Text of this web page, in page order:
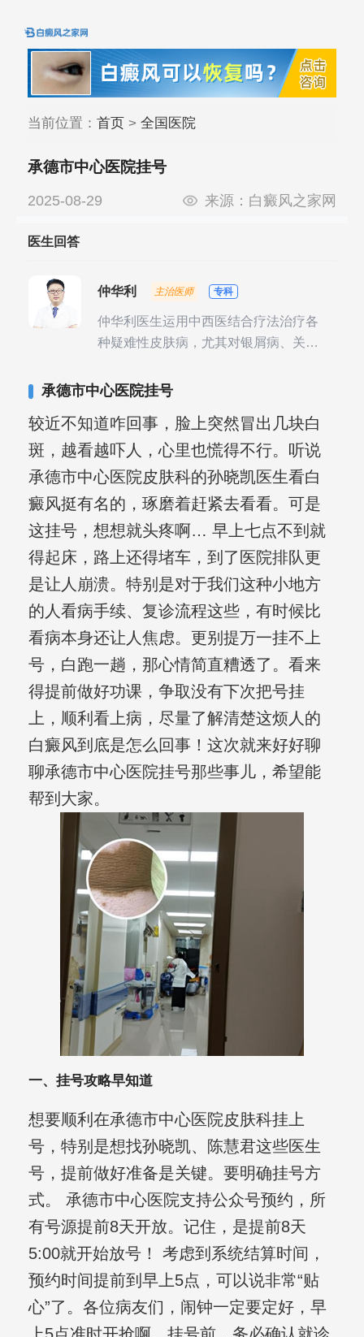
当前位置： 首页> 全国医院
承德市中心医院挂号
2025-08-29 来源： 白癜风之家网
医生回答
仲华利 主治医师 专科
仲华利医生运用中西医结合疗法治疗各
种疑难性皮肤病，尤其对银屑病、关节
承德市中心医院挂号
较近不知道咋回事，脸上突然冒出几块白
斑，越看越吓人，心里也慌得不行。听说
承德市中心医院皮肤科的孙晓凯医生看白
癜风挺有名的，琢磨着赶紧去看看。可是
这挂号，想想就头疼啊… 早上七点不到就
得起床，路上还得堵车，到了医院排队更
是让人崩溃。特别是对于我们这种小地方
的人看病手续、复诊流程这些，有时候比
看病本身还让人焦虑。更别提万一挂不上
号，白跑一趟，那心情简直糟透了。看来
得提前做好功课，争取没有下次把号挂
上，顺利看上病，尽量了解清楚这烦人的
白癜风到底是怎么回事！这次就来好好聊
聊承德市中心医院挂号那些事儿，希望能
帮到大家。
一、挂号攻略早知道
想要顺利在承德市中心医院皮肤科挂上
号，特别是想找孙晓凯、陈慧君这些医生
号，提前做好准备是关键。要明确挂号方
式。 承德市中心医院支持公众号预约，所
有号源提前8天开放。记住，是提前8天
5:00就开始放号！ 考虑到系统结算时间，
预约时间提前到早上5点，可以说非常“贴
心”了。各位病友们，闹钟一定要定好，早